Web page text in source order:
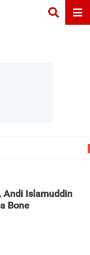
Andi Islamuddin
Bone